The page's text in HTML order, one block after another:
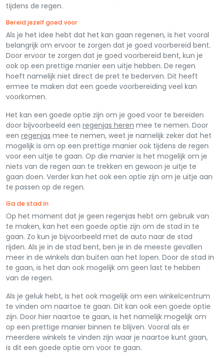
tijdens de regen.
Bereid jezelf goed voor
Als je het idee hebt dat het kan gaan regenen, is het vooral
belangrijk om ervoor te zorgen dat je goed voorbereid bent.
Door ervoor te zorgen dat je goed voorbereid bent, kun je
ook op een prettige manier een uitje hebben. De regen
hoeft namelijk niet direct de pret te bederven. Dit heeft
ermee te maken dat een goede voorbereiding veel kan
voorkomen.
Het kan een goede optie zijn om je goed voor te bereiden
door bijvoorbeeld een regenjas heren mee te nemen. Door
een regenjas mee te nemen, weet je namelijk zeker dat het
mogelijk is om op een prettige manier ook tijdens de regen
voor een uitje te gaan. Op die manier is het mogelijk om je
niets van de regen aan te trekken en gewoon je uitje te
gaan doen. Verder kan het ook een optie zijn om je uitje aan
te passen op de regen.
Ga de stad in
Op het moment dat je geen regenjas hebt om gebruik van
te maken, kan het een goede optie zijn om de stad in te
gaan. Zo kun je bijvoorbeeld met de auto naar de stad
rijden. Als je in de stad bent, ben je in de meeste gevallen
meer in de winkels dan buiten aan het lopen. Door de stad in
te gaan, is het dan ook mogelijk om geen last te hebben
van de regen.
Als je geluk hebt, is het ook mogelijk om een winkelcentrum
te vinden om naartoe te gaan. Dit kan ook een goede optie
zijn. Door hier naartoe te gaan, is het namelijk mogelijk om
op een prettige manier binnen te blijven. Vooral als er
meerdere winkels te vinden zijn waar je naartoe kunt gaan,
is dit een goede optie om voor te gaan.